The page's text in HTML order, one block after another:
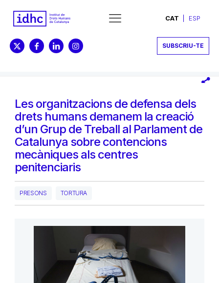
CAT ESP
SUBSCRIU-TE
Les organitzacions de defensa dels
drets humans demanem la creació
d’un Grup de Treball al Parlament de
Catalunya sobre contencions
mecàniques als centres
penitenciaris
PRESONS TORTURA